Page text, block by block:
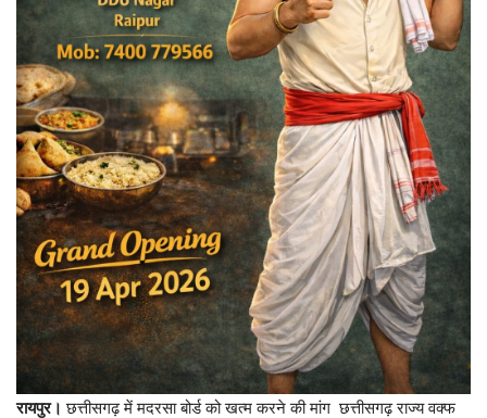
धर्म
लाइफ स्टाइल
Gallery
Language
English हिंदी
रायपुर। छत्तीसगढ़ में मदरसा बोर्ड को खत्म करने की मांग छत्तीसगढ़ राज्य वक्फ